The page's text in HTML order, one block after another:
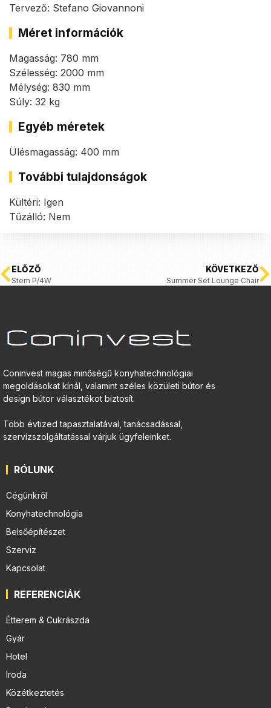
Tervező: Stefano Giovannoni
Méret információk
Magasság: 780 mm
Szélesség: 2000 mm
Mélység: 830 mm
Súly: 32 kg
Egyéb méretek
Ülésmagasság: 400 mm
További tulajdonságok
Kültéri: Igen
Tűzálló: Nem
ELŐZŐ
Stem P/4W
KÖVETKEZŐ
Summer Set Lounge Chair
Coninvest magas minőségű konyhatechnológiai
megoldásokat kínál, valamint széles közületi bútor és
design bútor választékot biztosít.
Több évtized tapasztalatával, tanácsadással,
szervízszolgáltatással várjuk ügyfeleinket.
RÓLUNK
Cégünkről
Konyhatechnológia
Belsőépítészet
Szerviz
Kapcsolat
REFERENCIÁK
Étterem & Cukrászda
Gyár
Hotel
Iroda
Közétkeztetés